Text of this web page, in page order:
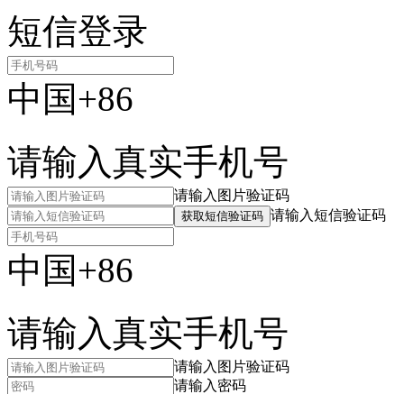
短信登录
中国+86
请输入真实手机号
请输入图片验证码
获取短信验证码 请输入短信验证码
中国+86
请输入真实手机号
请输入图片验证码
请输入密码